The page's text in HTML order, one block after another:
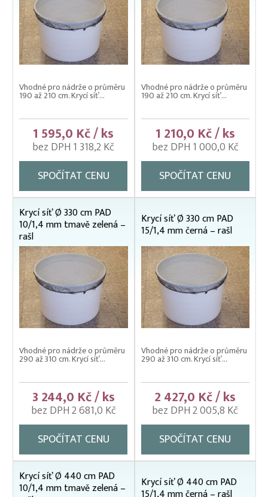
Vatky sádkové zesílené
Vatky stahovací, kruhové (“Japonky“)
Vrhací sítě na ryby
Zátahové sítě
Zpracovatelský/technologický stůl
Vhodné pro nádrže o průměru
190 až 210 cm. Krycí síť...
1 595,0 Kč / ks
bez DPH 1 318,2 Kč
SPOČÍTAT CENU
Vhodné pro nádrže o průměru
190 až 210 cm. Krycí síť...
1 210,0 Kč / ks
bez DPH 1 000,0 Kč
SPOČÍTAT CENU
Krycí síť Ø 330 cm PAD
10/1,4 mm tmavě zelená –
rašl
Vhodné pro nádrže o průměru
290 až 310 cm. Krycí síť...
3 244,0 Kč / ks
bez DPH 2 681,0 Kč
SPOČÍTAT CENU
Krycí síť Ø 330 cm PAD
15/1,4 mm černá – rašl
Vhodné pro nádrže o průměru
290 až 310 cm. Krycí síť...
2 427,0 Kč / ks
bez DPH 2 005,8 Kč
SPOČÍTAT CENU
Krycí síť Ø 440 cm PAD
10/1,4 mm tmavě zelená – Krycí síť Ø 440 cm PAD